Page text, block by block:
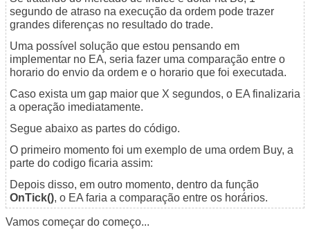
segundo de atraso na execução da ordem pode trazer
grandes diferenças no resultado do trade.
Uma possível solução que estou pensando em
implementar no EA, seria fazer uma comparação entre o
horario do envio da ordem e o horario que foi executada.
Caso exista um gap maior que X segundos, o EA finalizaria
a operação imediatamente.
Segue abaixo as partes do código.
O primeiro momento foi um exemplo de uma ordem Buy, a
parte do codigo ficaria assim:
Depois disso, em outro momento, dentro da função
OnTick(), o EA faria a comparação entre os horários.
Vamos começar do começo...